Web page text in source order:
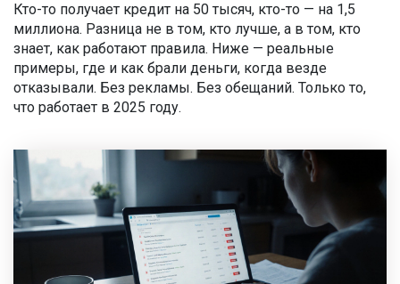
Кто-то получает кредит на 50 тысяч, кто-то — на 1,5
миллиона. Разница не в том, кто лучше, а в том, кто
знает, как работают правила. Ниже — реальные
примеры, где и как брали деньги, когда везде
отказывали. Без рекламы. Без обещаний. Только то,
что работает в 2025 году.